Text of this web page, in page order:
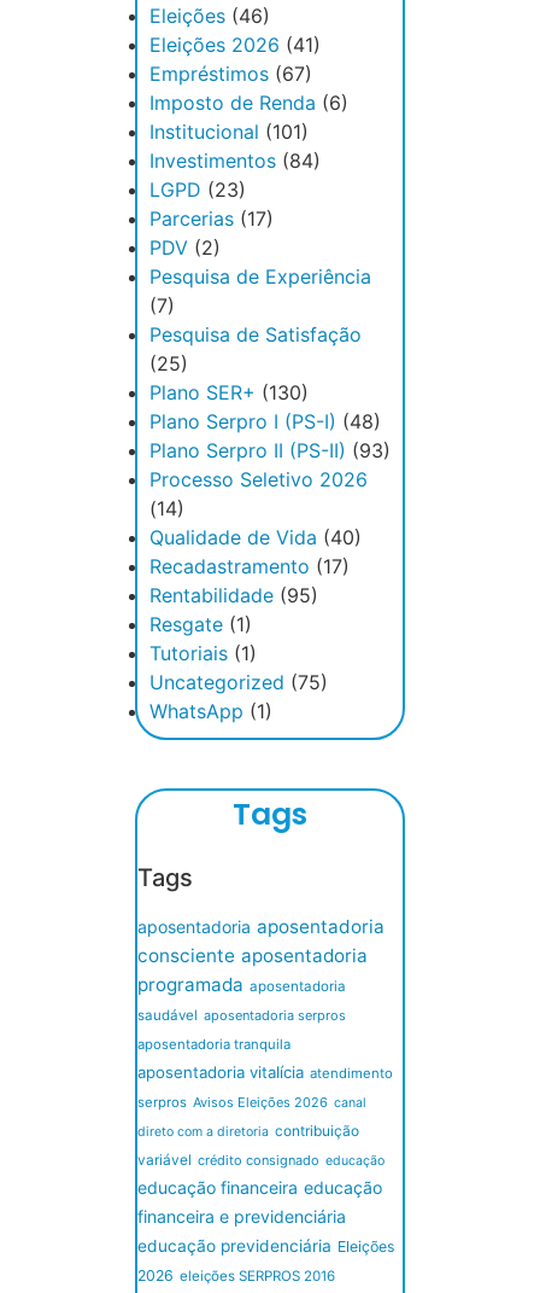
Eleições (46)
Eleições 2026 (41)
Empréstimos (67)
Imposto de Renda (6)
Institucional (101)
Investimentos (84)
LGPD (23)
Parcerias (17)
PDV (2)
Pesquisa de Experiência
(7)
Pesquisa de Satisfação
(25)
Plano SER+ (130)
Plano Serpro I (PS-I) (48)
Plano Serpro II (PS-II) (93)
Processo Seletivo 2026
(14)
Qualidade de Vida (40)
Recadastramento (17)
Rentabilidade (95)
Resgate (1)
Tutoriais (1)
Uncategorized (75)
WhatsApp (1)
Tags
Tags
aposentadoria aposentadoria
consciente aposentadoria
programada aposentadoria
saudável aposentadoria serpros
aposentadoria tranquila
aposentadoria vitalícia atendimento
serpros Avisos Eleições 2026 canal
direto com a diretoria contribuição
variável crédito consignado educação
educação financeira educação
financeira e previdenciária
educação previdenciária Eleições
2026 eleições SERPROS 2016